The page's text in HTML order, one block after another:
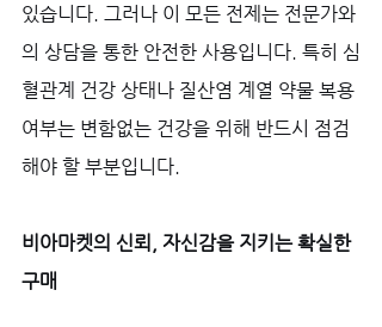
있습니다. 그러나 이 모든 전제는 전문가와
의 상담을 통한 안전한 사용입니다. 특히 심
혈관계 건강 상태나 질산염 계열 약물 복용
여부는 변함없는 건강을 위해 반드시 점검
해야 할 부분입니다.
비아마켓의 신뢰, 자신감을 지키는 확실한
구매